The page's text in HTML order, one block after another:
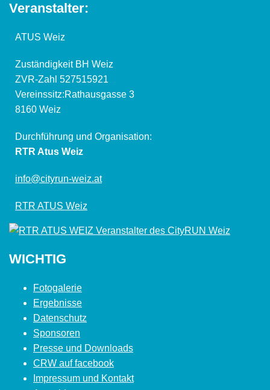
Veranstalter:
ATUS Weiz
Zuständigkeit BH Weiz
ZVR-Zahl 527515921
Vereinssitz:Rathausgasse 3
8160 Weiz
Durchführung und Organisation:
RTR Atus Weiz
info@cityrun-weiz.at
RTR ATUS Weiz
WICHTIG
Fotogalerie
Ergebnisse
Datenschutz
Sponsoren
Presse und Downloads
CRW auf facebook
Impressum und Kontakt